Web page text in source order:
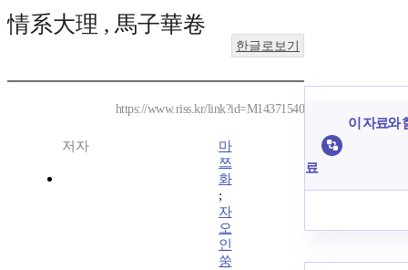
情系大理 , 馬子華卷
한글로보기
https://www.riss.kr/link?id=M14371540
저자
마
쯔
화
;
자
오
인
쑹
이 자료와
료